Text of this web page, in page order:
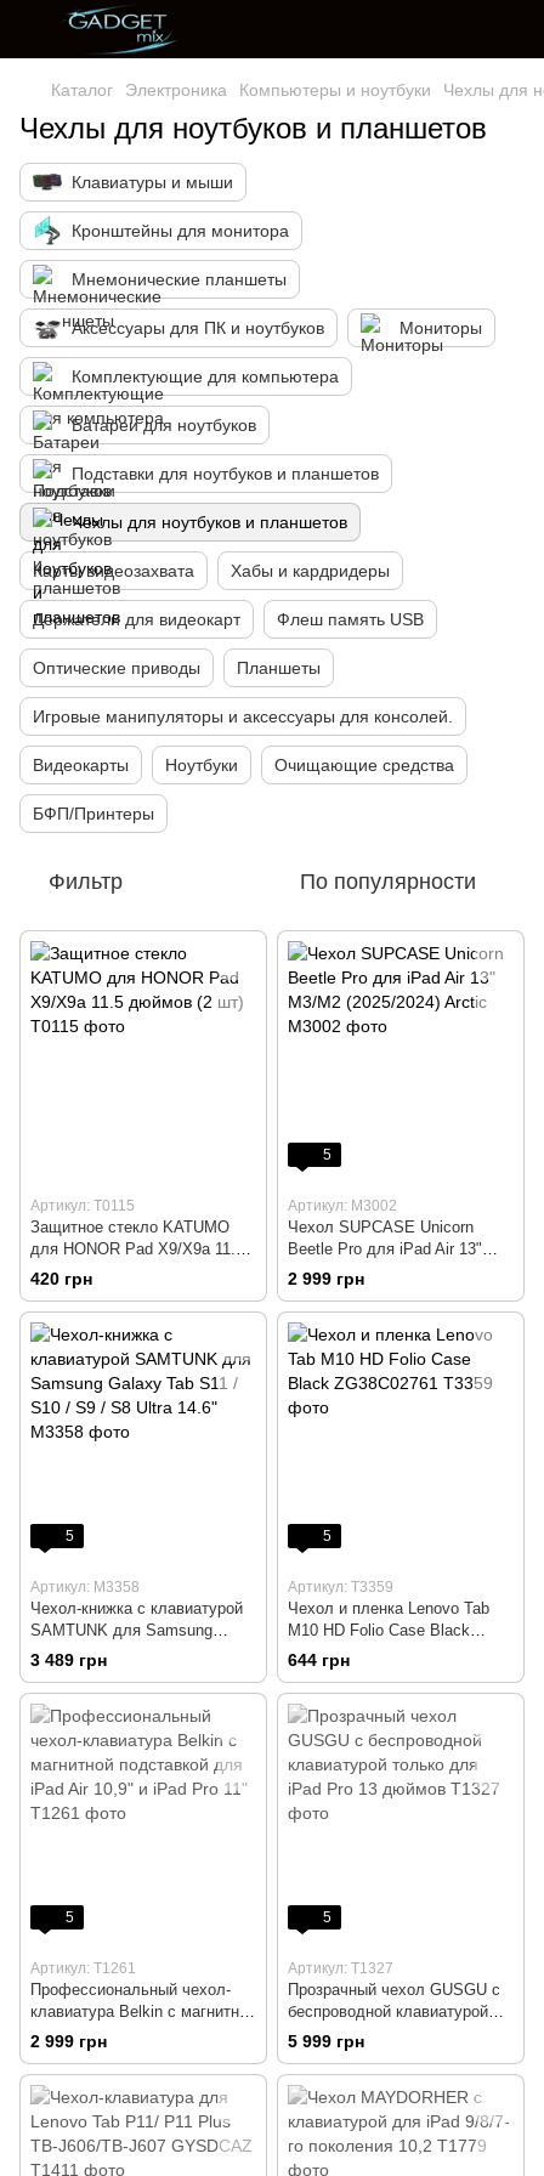
Каталог Электроника Компьютеры и ноутбуки Чехлы для
Чехлы для ноутбуков и планшетов
Клавиатуры и мыши
Кронштейны для монитора
Мнемонические планшеты
Аксессуары для ПК и ноутбуков Мониторы
Комплектующие для компьютера
Батареи для ноутбуков
Подставки для ноутбуков и планшетов
Чехлы для ноутбуков и планшетов
Карты видеозахвата Хабы и кардридеры
Держатели для видеокарт Флеш память USB
Оптические приводы Планшеты
Игровые манипуляторы и аксессуары для консолей.
Видеокарты Ноутбуки Очищающие средства
БФП/Принтеры
Фильтр По популярности
Артикул: T0115
Защитное стекло KATUMO
для HONOR Pad X9/X9a 11.5
дюймов (2 шт)
420 грн
5
Артикул: M3002
Чехол SUPCASE Unicorn
Beetle Pro для iPad Air 13"
M3/M2 (2025/2024) Arctic
2 999 грн
5
Артикул: M3358
Чехол-книжка с клавиатурой
SAMTUNK для Samsung
Galaxy Tab S11 / S10 / S9 / S8
Ultra 14.6"
3 489 грн
5
Артикул: T3359
Чехол и пленка Lenovo Tab
M10 HD Folio Case Black
ZG38C02761
644 грн
5
Артикул: T1261
Профессиональный чехол-
клавиатура Belkin с магнитной
подставкой для iPad Air 10,9"
и iPad Pro 11"
2 999 грн
5
Артикул: T1327
Прозрачный чехол GUSGU с
беспроводной клавиатурой
только для iPad Pro 13
дюймов
5 999 грн